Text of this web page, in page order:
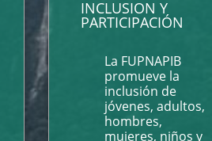
INCLUSION Y
PARTICIPACIÓN
La FUPNAPIB
promueve la
inclusión de
jóvenes, adultos,
hombres,
mujeres, niños y